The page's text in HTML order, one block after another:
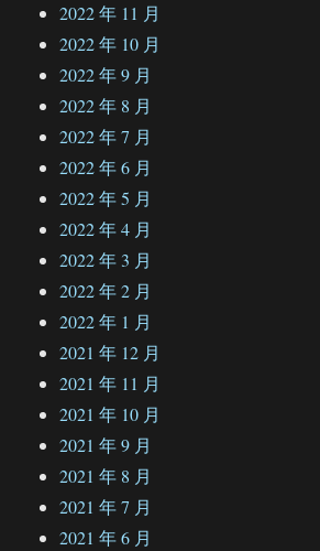
2022 年 11 月
2022 年 10 月
2022 年 9 月
2022 年 8 月
2022 年 7 月
2022 年 6 月
2022 年 5 月
2022 年 4 月
2022 年 3 月
2022 年 2 月
2022 年 1 月
2021 年 12 月
2021 年 11 月
2021 年 10 月
2021 年 9 月
2021 年 8 月
2021 年 7 月
2021 年 6 月